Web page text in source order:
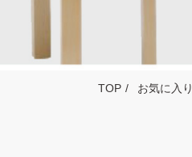
TOP お気に入り